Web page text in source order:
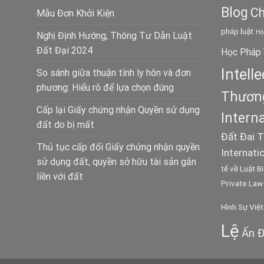
Mẫu Đơn Khởi Kiện
Nghị Định Hướng, Thông Tư Dẫn Luật
Đất Đại 2024
So sánh giữa thuận tình ly hôn và đơn
phương: Hiểu rõ để lựa chọn đúng
Cấp lại Giấy chứng nhận Quyền sử dụng
đất do bị mất
Thủ tục cấp đổi Giấy chứng nhận quyền
sử dụng đất, quyền sở hữu tài sản gắn
liền với đất
Blog
pháp luật
Học Pháp
Đất Đai
tế về Luật
Private Law
Hình Sự
Lệ Ấn